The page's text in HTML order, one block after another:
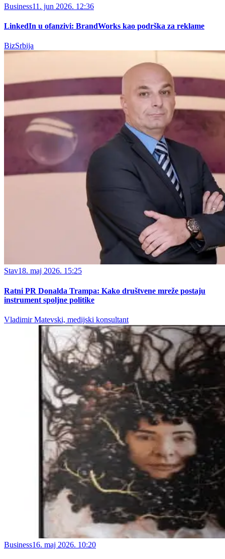
Business11. jun 2026. 12:36
LinkedIn u ofanzivi: BrandWorks kao podrška za reklame
BizSrbija
Stav18. maj 2026. 15:25
Ratni PR Donalda Trampa: Kako društvene mreže postaju
instrument spoljne politike
Vladimir Matevski, medijski konsultant
Business16. maj 2026. 10:20